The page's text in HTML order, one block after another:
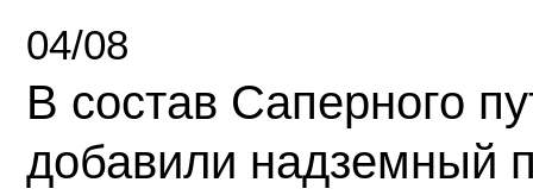
04/08
В состав Саперного
добавили надземный